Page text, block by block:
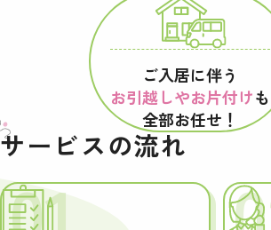
ご入居に伴う
お引越しやお片付けも
全部お任せ！
サービスの流れ